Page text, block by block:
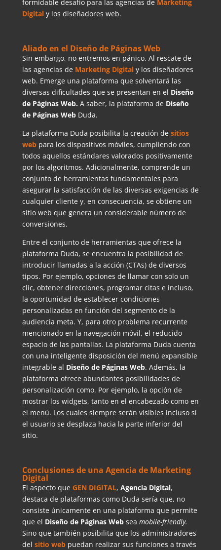
formidable desafío para las agencias de Marketing
Digital y los diseñadores web.
Aliado en el Diseño de Páginas Web
Sin embargo, no entremos en pánico. Al rescate de
las agencias de Marketing Digitaly los diseñadores
web. Emerge una plataforma que solventará las
diversas dificultades que se presentan en el Diseño
de Páginas Web. A saber, la plataforma de Diseño
de Páginas WebDuda.
La plataforma Duda posibilita la creación de sitios
web para los dispositivos móviles, cumpliendo con
todos aquellos estándares valorados positivamente
por los algoritmos. Adicionalmente, comprende un
conjunto de herramientas fundamentales para
asegurar la satisfacción de las diversas exigencias de
cualquier cliente y, en consecuencia, se obtiene un
sitio web que genera un considerable número de
conversiones.
Entre el conjunto de herramientas que ofrece la
plataforma Duda, se encuentra la posibilidad de
introducir llamadas a la acción (CTAs) de diversos
tipos. Por ejemplo, opciones de llamar con solo un
clic, obtener direcciones, programar citas e incluso,
la oportunidad de establecer condiciones
personalizadas en función del segmento de la
audiencia meta. Y, para otro problema recurrente
mencionado en la navegación móvil, el reducido
espacio de las pantallas. La plataforma Duda cuenta
con una inteligente disposición del menú expansible
integrable al Diseño de Páginas Web. Además, la
plataforma ofrece abundantes posibilidades de
personalización como. Por ejemplo, la opción de
mostrar los widgets, tanto en el encabezado como en
el menú. Los cuales siempre serán visibles incluso si
el usuario se desplaza hacia la parte inferior del
sitio.
Conclusiones de una Agencia de Marketing
Digital
El aspecto que GEN DIGITAL, Agencia Digital,
destaca de plataformas como Duda sería que, no
consiste únicamente en una plataforma que permite
que el Diseño de Páginas Websea mobile-friendly.
Sino que también posibilita que los administradores
del sitio web puedan realizar sus funciones a través